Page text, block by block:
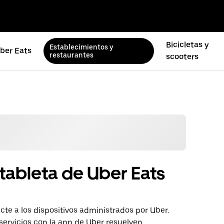
Eats
Establecimientos y
restaurantes
Bicicletas y
scooters
de Uber Eats
a los dispositivos administrados por Uber.